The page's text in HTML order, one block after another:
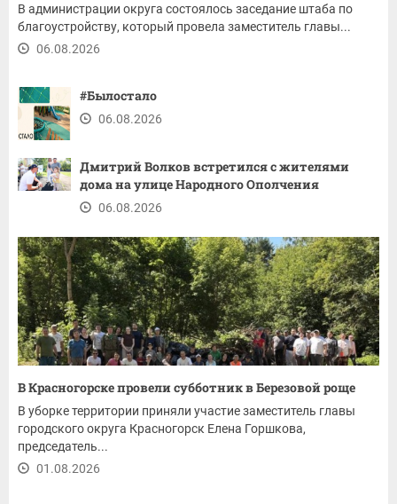
В администрации округа состоялось заседание штаба по
благоустройству, который провела заместитель главы...
06.08.2026
#Былостало
06.08.2026
Дмитрий Волков встретился с жителями
дома на улице Народного Ополчения
06.08.2026
В Красногорске провели субботник в Березовой роще
В уборке территории приняли участие заместитель главы
городского округа Красногорск Елена Горшкова,
председатель...
01.08.2026